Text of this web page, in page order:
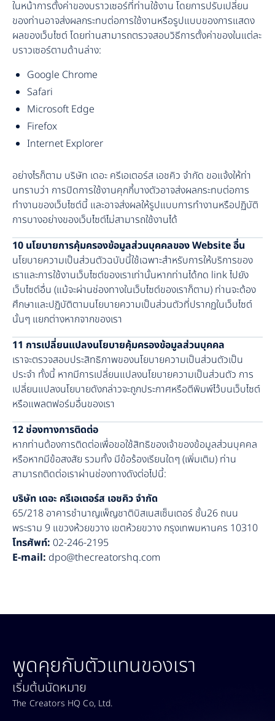
ในหน้าการตั้งค่าของบราวเซอร์ที่ท่านใช้งาน โดยการปรับเปลี่ยน
ของท่านอาจส่งผลกระทบต่อการใช้งานหรือรูปแบบของการแสดง
ผลของเว็บไซต์ โดยท่านสามารถตรวจสอบวิธีการตั้งค่าของในแต่ละ
บราวเซอร์ตามด้านล่าง:
Google Chrome
Safari
Microsoft Edge
Firefox
Internet Explorer
อย่างไรก็ตาม บริษัท เดอะ ครีเอเตอร์ส เอชคิว จำกัด ขอแจ้งให้ท่า
นทราบว่า การปิดการใช้งานคุกกี้บางตัวอาจส่งผลกระทบต่อการ
ทำงานของเว็บไซต์นี้ และอาจส่งผลให้รูปแบบการทำงานหรือปฏิบัติ
การบางอย่างของเว็บไซต์ไม่สามารถใช้งานได้
10 นโยบายการคุ้มครองข้อมูลส่วนบุคคลของ Website อื่น
นโยบายความเป็นส่วนตัวฉบับนี้ใช้เฉพาะสำหรับการให้บริการของ
เราและการใช้งานเว็บไซต์ของเราเท่านั้นหากท่านได้กด link ไปยัง
เว็บไซต์อื่น (แม้จะผ่านช่องทางในเว็บไซต์ของเราก็ตาม) ท่านจะต้อง
ศึกษาและปฏิบัติตามนโยบายความเป็นส่วนตัวที่ปรากฏในเว็บไซต์
นั้นๆ แยกต่างหากจากของเรา
11 การเปลี่ยนแปลงนโยบายคุ้มครองข้อมูลส่วนบุคคล
เราจะตรวจสอบประสิทธิภาพของนโยบายความเป็นส่วนตัวเป็น
ประจำ ทั้งนี้ หากมีการเปลี่ยนแปลงนโยบายความเป็นส่วนตัว การ
เปลี่ยนแปลงนโยบายดังกล่าวจะถูกประกาศหรือตีพิมพ์ไว้บนเว็บไซต์
หรือแพลตฟอร์มอื่นของเรา
12 ช่องทางการติดต่อ
หากท่านต้องการติดต่อเพื่อขอใช้สิทธิของเจ้าของข้อมูลส่วนบุคคล
หรือหากมีข้อสงสัย รวมทั้ง มีข้อร้องเรียนใดๆ (เพิ่มเติม) ท่าน
สามารถติดต่อเราผ่านช่องทางดังต่อไปนี้:
บริษัท เดอะ ครีเอเตอร์ส เอชคิว จำกัด
65/218 อาคารชำนาญเพ็ญชาติบิสเนสเซ็นเตอร์ ชั้น26 ถนน
พระราม 9 แขวงห้วยขวาง เขตห้วยขวาง กรุงเทพมหานคร 10310
โทรศัพท์: 02-246-2195
E-mail: dpo@thecreatorshq.com
พูดคุยกับตัวแทนของเรา
เริ่มต้นนัดหมาย
The Creators HQ Co, Ltd.